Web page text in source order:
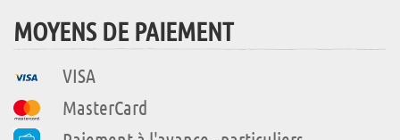
MOYENS DE PAIEMENT
VISA
MasterCard